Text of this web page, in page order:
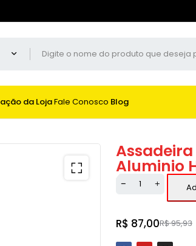
da LojaFale Conosco Blog
Aluminio
R$95,93
R$ 87,00